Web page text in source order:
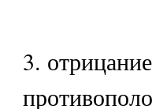
3.